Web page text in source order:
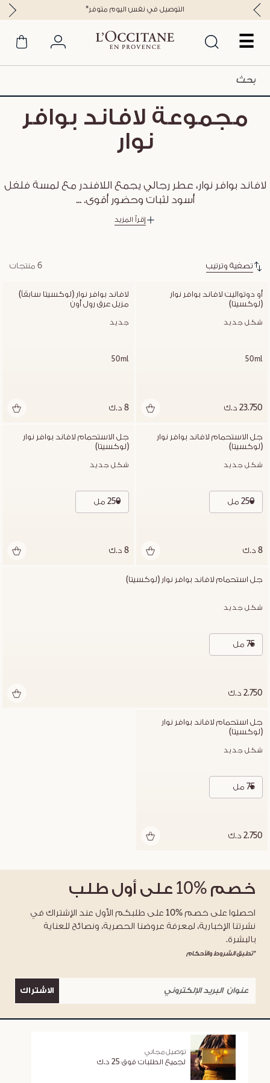
☰
*التوصيل في نفس اليوم متوفر
مجموعة لافاند بوافر
نوار
لافاند بوافر نوار، عطر رجالي يجمع اللافندر مع لمسة فلفل
أسود لثبات وحضور أقوى....
إقرأ المزيد
تصفية وترتيب 6 منتجات
(لوكسيتا)
شكل جديد
50ml
23.750 د.ك
مزيل عرق رول أون
جديد
50ml
8 د.ك
(لوكسيتا)
شكل جديد
250 مل
8 د.ك
(لوكسيتا)
شكل جديد
250 مل
8 د.ك
جل استحمام لافاند بوافر نوار (لوكسيتا)
شكل جديد
75 مل
2.750 د.ك
(لوكسيتا)
شكل جديد
75 مل
2.750 د.ك
خصم %10 على أول طلب
احصلوا على خصم %10 على طلبكم الأول عند الإشتراك في
نشرتنا الإخبارية، لمعرفة عروضنا الحصرية، ونصائح للعناية
بالبشرة.
*تطبق الشروط والأحكام
الاشتراك
توصيل مجاني
لجميع الطلبات فوق 25 د.ك